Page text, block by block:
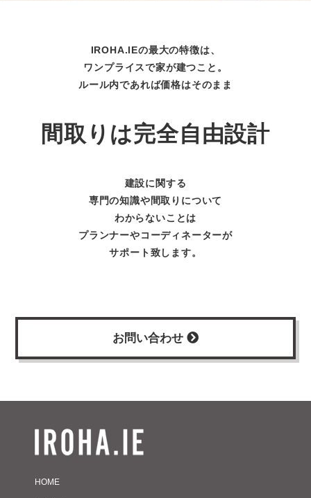
IROHA.IEの最大の特徴は、
ワンプライスで家が建つこと。
ルール内であれば価格はそのまま
間取りは完全自由設計
建設に関する
専門の知識や間取りについて
わからないことは
プランナーやコーディネーターが
サポート致します。
お問い合わせ
HOME